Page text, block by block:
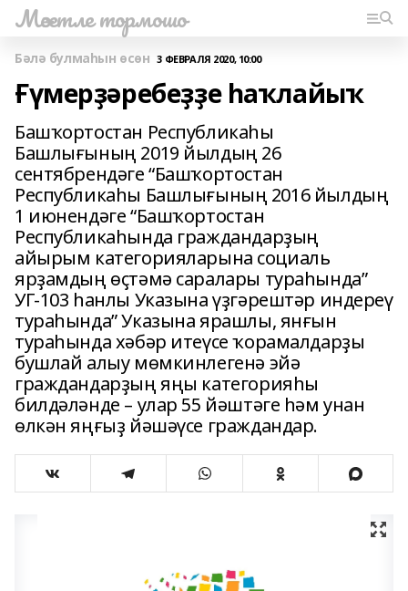
Мәсетле тормошо
Бәлә булмаһын өсөн 3 ФЕВРАЛЯ 2020, 10:00
Ғүмерҙәребеҙҙе һаҡлайыҡ
Башҡортостан Республикаһы
Башлығының 2019 йылдың 26
сентябрендәге “Башҡортостан
Республикаһы Башлығының 2016 йылдың
1 июнендәге “Башҡортостан
Республикаһында граждандарҙың
айырым категорияларына социаль
ярҙамдың өҫтәмә саралары тураһында”
УГ-103 һанлы Указына үҙгәрештәр индереү
тураһында” Указына ярашлы, янғын
тураһында хәбәр итеүсе ҡорамалдарҙы
бушлай алыу мөмкинлегенә эйә
граждандарҙың яңы категорияһы
билдәләнде – улар 55 йәштәге һәм унан
өлкән яңғыҙ йәшәүсе граждандар.